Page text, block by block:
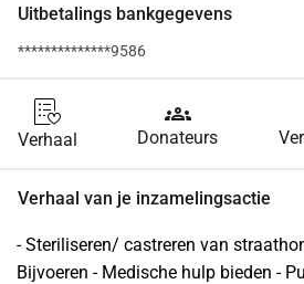
Uitbetalings bankgegevens
**************9586
Verhaal
groups
Donateurs
Verhaal van je inzamelingsactie
- Steriliseren/ castreren van
Bijvoeren - Medische hulp bieden -